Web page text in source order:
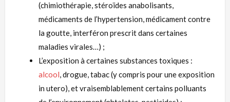
(chimiothérapie, stéroïdes anabolisants,
médicaments de l’hypertension, médicament contre
la goutte, interféron prescrit dans certaines
maladies virales…) ;
L’exposition à certaines substances toxiques :
alcool, drogue, tabac (y compris pour une exposition
in utero), et vraisemblablement certains polluants